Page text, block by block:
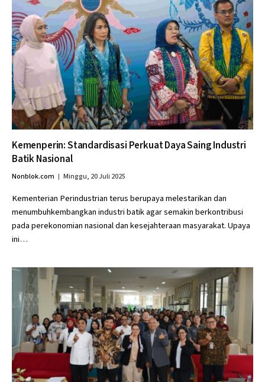
Kemenperin: Standardisasi Perkuat Daya Saing Industri
Batik Nasional
Nonblok.com Minggu, 20 Juli 2025
Kementerian Perindustrian terus berupaya melestarikan dan
menumbuhkembangkan industri batik agar semakin berkontribusi
pada perekonomian nasional dan kesejahteraan masyarakat. Upaya
ini…